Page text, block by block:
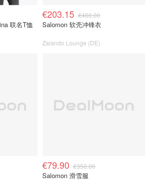
联名T恤
€203.15 €400.00
Salomon 软壳冲锋衣
Zalando Lounge (DE)
€79.90 €350.00
Salomon 滑雪服